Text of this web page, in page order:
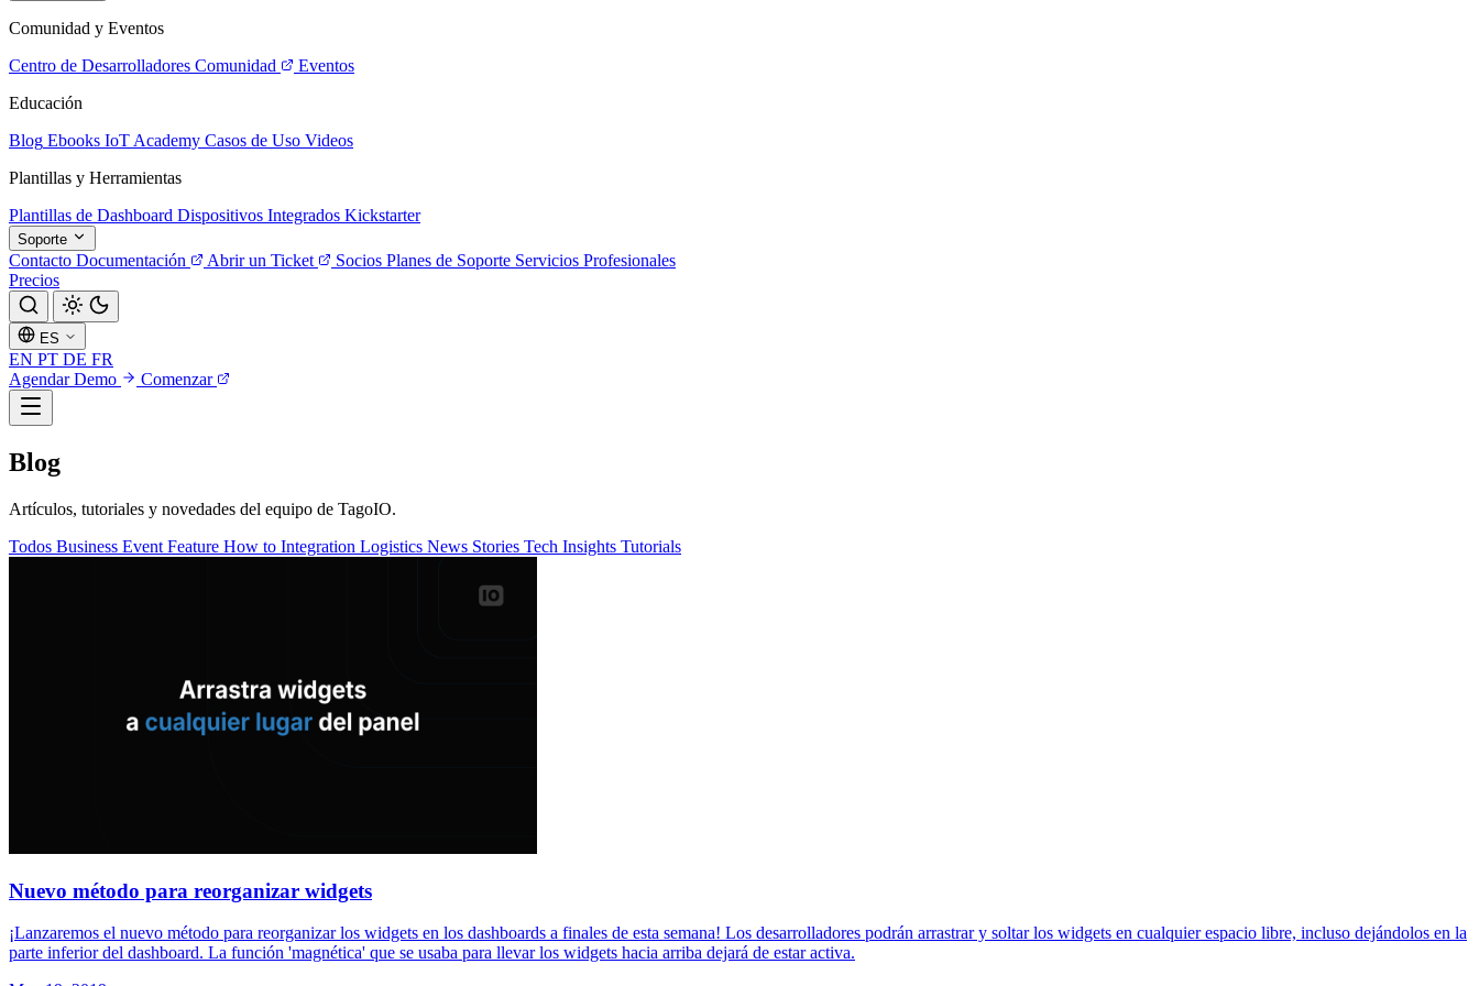
Comunidad y Eventos
Centro de Desarrolladores Comunidad
Eventos
Educación
Blog Ebooks IoT Academy Casos de Uso Videos
Plantillas y Herramientas
Plantillas de Dashboard Dispositivos Integrados Kickstarter
Soporte
Contacto Documentación Abrir un Ticket Socios Planes de Soporte Servicios Profesionales
Precios
ES
EN PT DE FR
Agendar Demo
Comenzar
Blog
Artículos, tutoriales y novedades del equipo de TagoIO.
Todos Business Event Feature How to Integration Logistics News Stories Tech Insights Tutorials
Nuevo método para reorganizar widgets
¡Lanzaremos el nuevo método para reorganizar los widgets en los dashboards a finales de esta semana! Los desarrolladores podrán arrastrar y soltar los widgets en cualquier espacio libre, incluso dejándolos en la
parte inferior del dashboard. La función 'magnética' que se usaba para llevar los widgets hacia arriba dejará de estar activa.